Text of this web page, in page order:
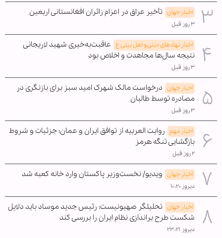
اخبار جهان تأخیر عراق در اعزام زائران افغانستانی اربعین
۳ روز قبل
اخبار نهادهای دینی و اهل بیتی ع عاقبت‌به‌خیری شهید لاریجانی
نتیجه سال‌ها مجاهدت و اخلاص بود
۳ روز قبل
اخبار جهان درخواست مالک شهرک امید سبز برای بازنگری در
مصادره توسط طالبان
۳ روز قبل
اخبار مهم روایت العربیه از توافق ایران و عمان؛ جزئیات و شروط
بازگشایی تنگه هرمز
۲ روز قبل
اخبار جهان ویدیو/ نخست‌وزیر پاکستان وارد خانه کعبه شد
دیروز ۱۰:۲۰
اخبار جهان تحلیلگر صهیونیست: رئیس جدید موساد باید دلایل
شکست طرح براندازی نظام ایران را بررسی کند
دیروز ۲۳:۲۱